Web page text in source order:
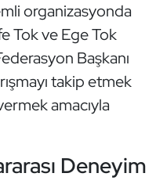
organizasyonda
Tok ve Ege Tok
Başkanı
takip etmek
amacıyla
Deneyim